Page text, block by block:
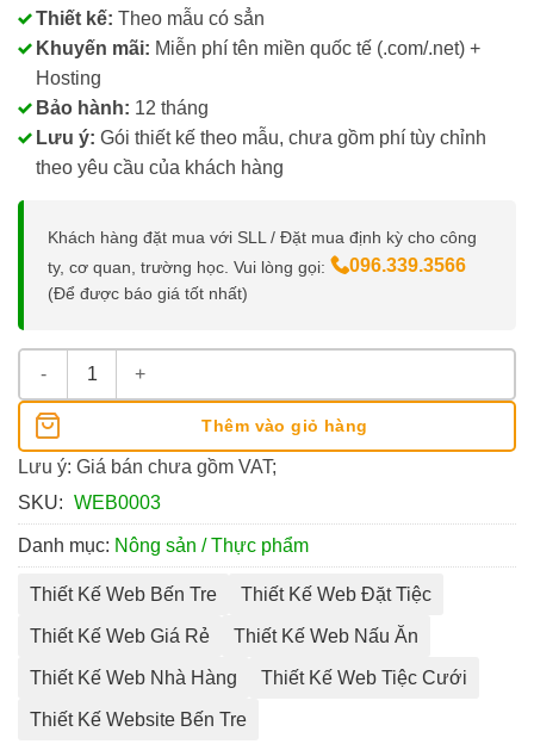
Thiết kế: Theo mẫu có sẳn
Khuyến mãi: Miễn phí tên miền quốc tế (.com/.net) +
Hosting
Bảo hành: 12 tháng
Lưu ý: Gói thiết kế theo mẫu, chưa gồm phí tùy chỉnh
theo yêu cầu của khách hàng
Khách hàng đặt mua với SLL / Đặt mua định kỳ cho công
ty, cơ quan, trường học. Vui lòng gọi:
096.339.3566
(Để được báo giá tốt nhất)
Thiết Kế Website Dịch Vụ Nấu Ăn, Đặt Tiệc số lượng
Thêm vào giỏ hàng
Lưu ý: Giá bán chưa gồm VAT;
SKU: WEB0003
Danh mục: Nông sản / Thực phẩm
Thiết Kế Web Bến Tre Thiết Kế Web Đặt Tiệc
Thiết Kế Web Giá Rẻ Thiết Kế Web Nấu Ăn
Thiết Kế Web Nhà Hàng Thiết Kế Web Tiệc Cưới
Thiết Kế Website Bến Tre